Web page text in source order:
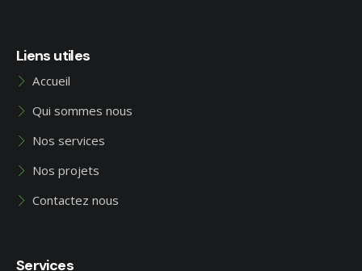
Liens utiles
Accueil
Qui sommes nous
Nos services
Nos projets
Contactez nous
Services